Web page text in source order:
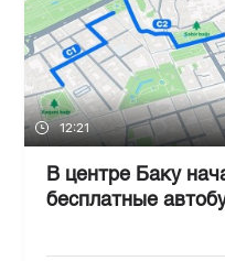
12:21
В центре Баку
бесплатные